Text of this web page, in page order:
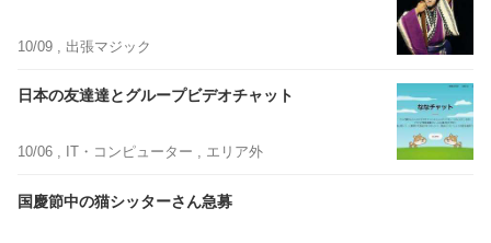
10/09 , 出張マジック
日本の友達達とグループビデオチャット
10/06 , IT・コンピューター , エリア外
国慶節中の猫シッターさん急募